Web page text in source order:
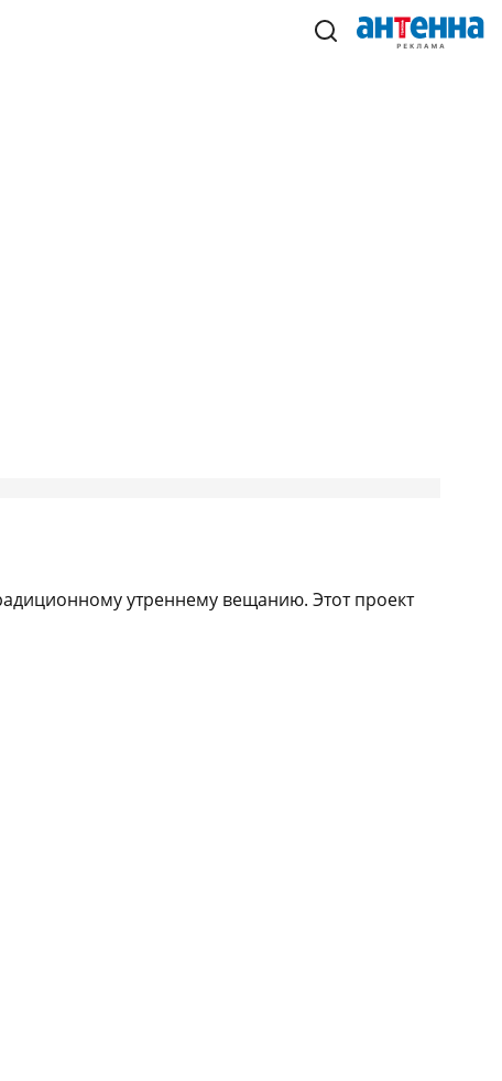
утреннему вещанию. Этот проект